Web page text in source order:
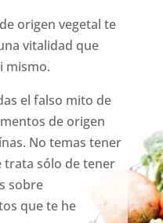
origen vegetal te
vitalidad que
mismo.
el falso mito de
de origen
No temas tener
trata sólo de tener
sobre
que te he